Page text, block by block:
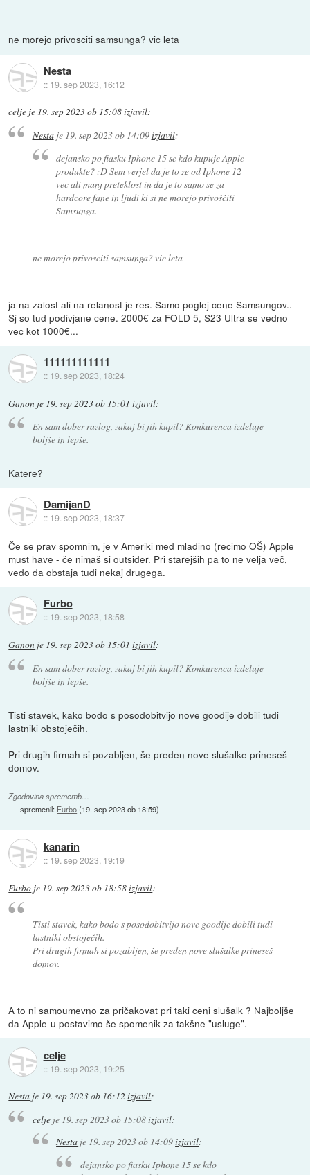
ne morejo privosciti samsunga? vic leta
Nesta
:: 19. sep 2023, 16:12
celje je 19. sep 2023 ob 15:08izjavil:
Nestaje 19. sep 2023 ob 14:09izjavil:
dejansko po fiasku Iphone 15 se kdo kupuje Apple
produkte? :D Sem verjel da je to ze od Iphone 12
vec ali manj preteklost in da je to samo se za
hardcore fane in ljudi ki si ne morejo privoščiti
Samsunga.
ne morejo privosciti samsunga? vic leta
ja na zalost ali na relanost je res. Samo poglej cene Samsungov..
Sj so tud podivjane cene. 2000€ za FOLD 5, S23 Ultra se vedno
vec kot 1000€...
111111111111
:: 19. sep 2023, 18:24
Ganon je 19. sep 2023 ob 15:01 izjavil:
En sam dober razlog, zakaj bi jih kupil? Konkurenca izdeluje
boljše in lepše.
Katere?
DamijanD
:: 19. sep 2023, 18:37
Če se prav spomnim, je v Ameriki med mladino (recimo OŠ) Apple
must have - če nimaš si outsider. Pri starejših pa to ne velja več,
vedo da obstaja tudi nekaj drugega.
Furbo
:: 19. sep 2023, 18:58
Ganon je 19. sep 2023 ob 15:01 izjavil:
En sam dober razlog, zakaj bi jih kupil? Konkurenca izdeluje
boljše in lepše.
Tisti stavek, kako bodo s posodobitvijo nove goodije dobili tudi
lastniki obstoječih.
Pri drugih firmah si pozabljen, še preden nove slušalke prineseš
domov.
Zgodovina sprememb…
spremenil: Furbo(19. sep 2023 ob 18:59)
kanarin
:: 19. sep 2023, 19:19
Furbo je 19. sep 2023 ob 18:58izjavil:
Tisti stavek, kako bodo s posodobitvijo nove goodije dobili tudi
lastniki obstoječih.
Pri drugih firmah si pozabljen, še preden nove slušalke prineseš
domov.
A to ni samoumevno za pričakovat pri taki ceni slušalk ? Najboljše
da Apple-u postavimo še spomenik za takšne "usluge".
celje
:: 19. sep 2023, 19:25
Nesta je 19. sep 2023 ob 16:12 izjavil:
celjeje 19. sep 2023 ob 15:08izjavil:
Nesta je 19. sep 2023 ob 14:09izjavil:
dejansko po fiasku Iphone 15 se kdo